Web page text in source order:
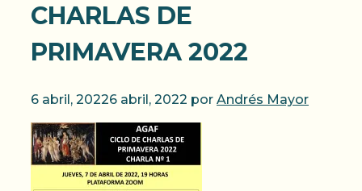
CHARLAS DE
PRIMAVERA 2022
6 abril, 20226 abril, 2022 por Andrés Mayor